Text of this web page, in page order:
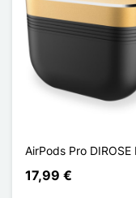
AirPods Pro DIROSE
17,99 €